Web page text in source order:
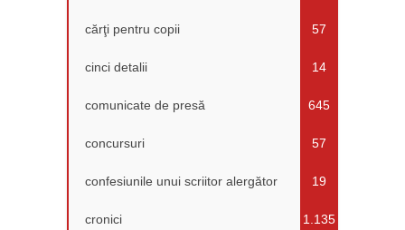
cărţi pentru copii 57
cinci detalii 14
comunicate de presă 645
concursuri 57
confesiunile unui scriitor alergător 19
cronici 1.135